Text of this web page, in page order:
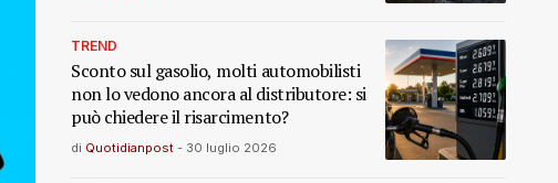
TREND
Sconto sul gasolio, molti automobilisti
non lo vedono ancora al distributore: si
può chiedere il risarcimento?
di Quotidianpost - 30 luglio 2026